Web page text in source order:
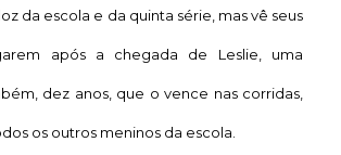
da escola e da quinta série, mas vê seus
após a chegada de Leslie, uma
dez anos, que o vence nas corridas,
os outros meninos da escola.